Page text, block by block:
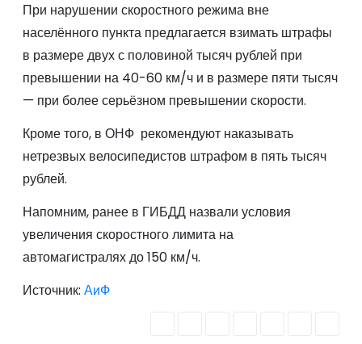
При нарушении скоростного режима вне
населённого пункта предлагается взимать штрафы
в размере двух с половиной тысяч рублей при
превышении на 40-60 км/ч и в размере пяти тысяч
— при более серьёзном превышении скорости.
Кроме того, в ОНФ рекомендуют наказывать
нетрезвых велосипедистов штрафом в пять тысяч
рублей.
Напомним, ранее в ГИБДД назвали условия
увеличения скоростного лимита на
автомагистралях до 150 км/ч.
Источник: АиФ